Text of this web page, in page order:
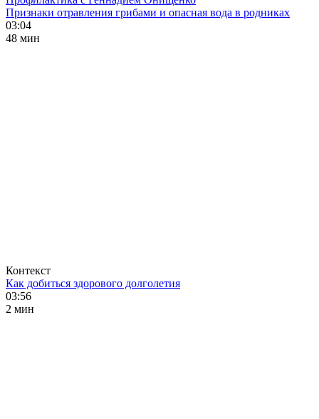
Признаки отравления грибами и опасная вода в родниках
03:04
48 мин
Контекст
Как добиться здорового долголетия
03:56
2 мин